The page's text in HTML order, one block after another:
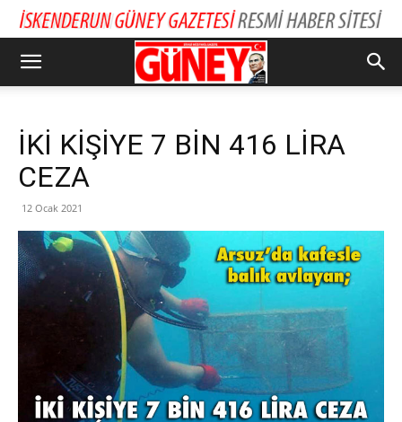
İKİ KİŞİYE 7 BİN 416 LİRA
CEZA
12 Ocak 2021